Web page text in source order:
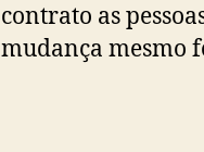
contrato as
mudança mesmo